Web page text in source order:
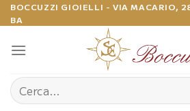
Salta
ai
contenuti
BOCCUZZI GIOIELLI - VIA MACARIO,
BA
Cerca: